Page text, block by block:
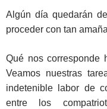
Algún día quedarán
proceder con tan
Qué nos corresponde
Veamos nuestras
indetenible labor de
entre los